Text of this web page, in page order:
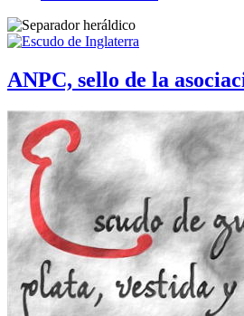
ANPC, sello de la